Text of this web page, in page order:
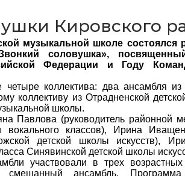
Кировского
музыкальной школе состоялся
соловушка»,
Федерации и Году
четыре коллектива: два ансамбля из
коллективу из Отрадненской
школы.
Павлова (руководитель районной
вокального классов), Ирина
детской школы искусств),
Синявинской детской школы
участвовали в трех
ансамбль. Программа